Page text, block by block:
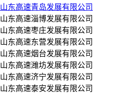
山东高速青岛发展有限公司
山东高速淄博发展有限公司
山东高速枣庄发展有限公司
山东高速东营发展有限公司
山东高速烟台发展有限公司
山东高速潍坊发展有限公司
山东高速济宁发展有限公司
山东高速泰安发展有限公司